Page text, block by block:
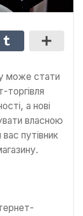
може стати
торгівля
а нові
власною
путівник